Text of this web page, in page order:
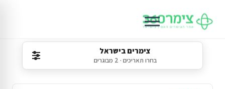
צימרים בישראל
בחרו תאריכים · 2 מבוגרים